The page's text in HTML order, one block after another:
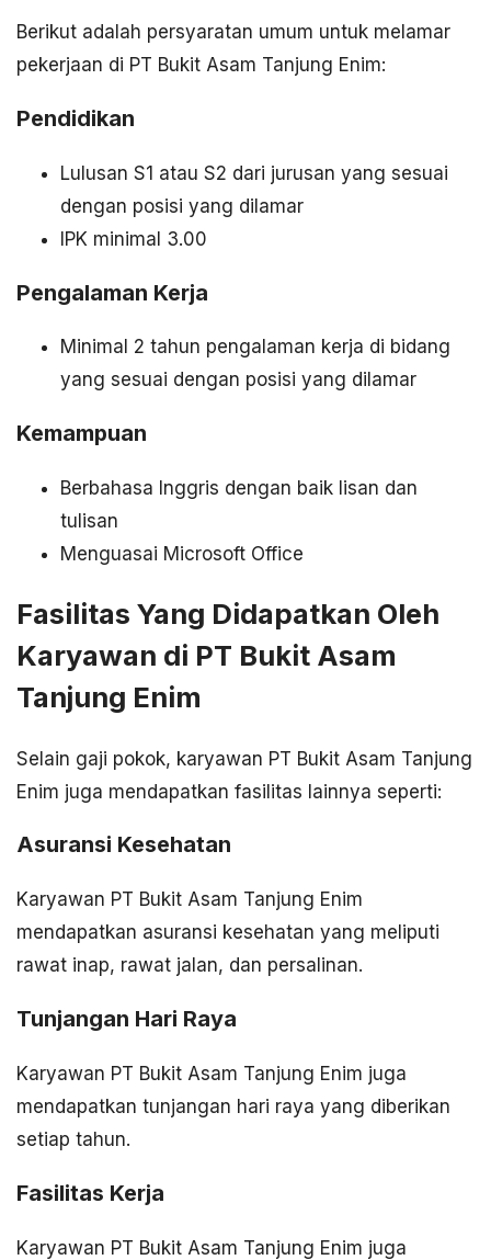
Berikut adalah persyaratan umum untuk melamar
pekerjaan di PT Bukit Asam Tanjung Enim:
Pendidikan
Lulusan S1 atau S2 dari jurusan yang sesuai
dengan posisi yang dilamar
IPK minimal 3.00
Pengalaman Kerja
Minimal 2 tahun pengalaman kerja di bidang
yang sesuai dengan posisi yang dilamar
Kemampuan
Berbahasa Inggris dengan baik lisan dan
tulisan
Menguasai Microsoft Office
Fasilitas Yang Didapatkan Oleh
Karyawan di PT Bukit Asam
Tanjung Enim
Selain gaji pokok, karyawan PT Bukit Asam Tanjung
Enim juga mendapatkan fasilitas lainnya seperti:
Asuransi Kesehatan
Karyawan PT Bukit Asam Tanjung Enim
mendapatkan asuransi kesehatan yang meliputi
rawat inap, rawat jalan, dan persalinan.
Tunjangan Hari Raya
Karyawan PT Bukit Asam Tanjung Enim juga
mendapatkan tunjangan hari raya yang diberikan
setiap tahun.
Fasilitas Kerja
Karyawan PT Bukit Asam Tanjung Enim juga